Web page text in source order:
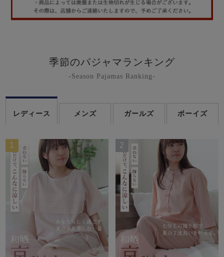
季節のパジャマランキング
-Season Pajamas Ranking-
レディース メンズ ガールズ ボーイズ
1 2